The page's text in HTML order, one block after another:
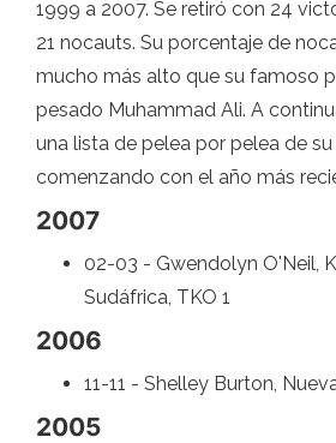
1999 a 2007. Se retiró con 24
21 nocauts. Su porcentaje de
mucho más alto que su famoso
pesado Muhammad Ali. A
una lista de pelea por pelea de su
comenzando con el año más
2007
02-03 - Gwendolyn O'Neil,
Sudáfrica, TKO 1
2006
11-11 - Shelley Burton,
2005